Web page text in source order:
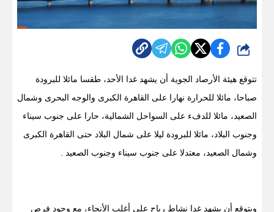
شارك
تتوقع هيئة الأرصاد الجوية أن يشهد غدا الأحد، طقسا مائلا للبرودة
صباحا، مائلا للحرارة نهارا على القاهرة الكبرى والوجه البحرى وشمال
الصعيد، مائلا للدفء على السواحل الشمالية، حارا على جنوب سيناء
وجنوب البلاد، مائلا للبرودة ليلا على شمال البلاد حتى القاهرة الكبرى
وشمال الصعيد، معتدلا على جنوب سيناء وجنوب الصعيد .
ويتوقع أن يشهد غدا نشاط رياح على أغلب الأنحاء، مع وجود فرص